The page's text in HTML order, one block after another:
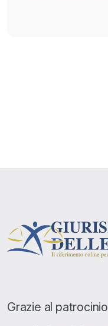
Grazie al patrocinio